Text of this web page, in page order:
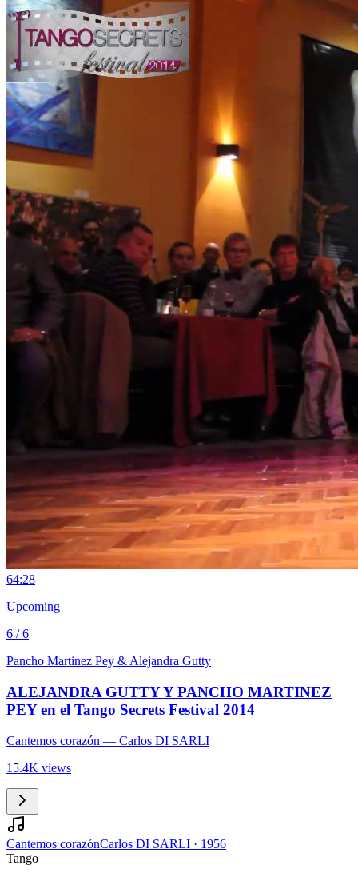
64:28
Upcoming
6 / 6
Pancho Martinez Pey & Alejandra Gutty
ALEJANDRA GUTTY Y PANCHO MARTINEZ
PEY en el Tango Secrets Festival 2014
Cantemos corazón — Carlos DI SARLI
15.4K views
Cantemos corazónCarlos DI SARLI · 1956
Tango